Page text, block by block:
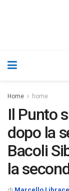
Home home
Il Punto
dopo la
Bacoli
la